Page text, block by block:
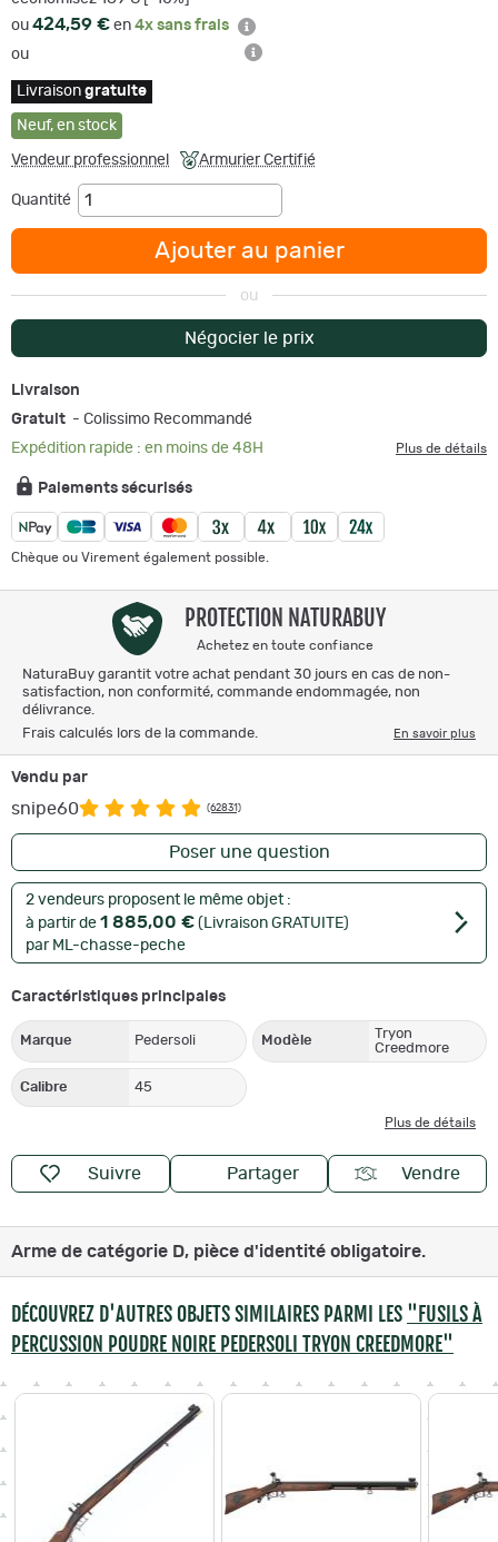
ou 424,59 € en 4x sans frais
ou
Livraison gratuite
Neuf, en stock
Vendeur professionnel Armurier Certifié
Quantité
Ajouter au panier
ou
Négocier le prix
Livraison
Gratuit - Colissimo Recommandé
Expédition rapide : en moins de 48H
Plus de détails
Paiements sécurisés
Chèque ou Virement également possible.
PROTECTION NATURABUY
Achetez en toute confiance
NaturaBuy garantit votre achat pendant 30 jours en cas de non-
satisfaction, non conformité, commande endommagée, non
délivrance.
Frais calculés lors de la commande.
En savoir plus
Vendu par
snipe60 (62831)
Poser une question
2 vendeurs proposent le même objet :
à partir de 1 885,00 € (Livraison GRATUITE)
par ML-chasse-peche
Caractéristiques principales
Marque Pedersoli Modèle
Tryon
Creedmore
Calibre 45
Plus de détails
Suivre Partager Vendre
Arme de catégorie D, pièce d'identité obligatoire.
DÉCOUVREZ D'AUTRES OBJETS SIMILAIRES PARMI LES "FUSILS À
PERCUSSION POUDRE NOIRE PEDERSOLI TRYON CREEDMORE"